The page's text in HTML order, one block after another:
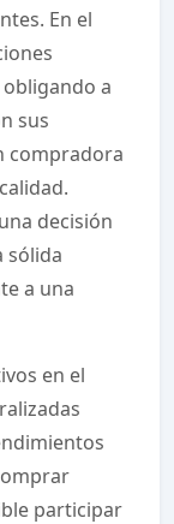
En el
a
sus
compradora
decisión
sólida
a una
en el
participar